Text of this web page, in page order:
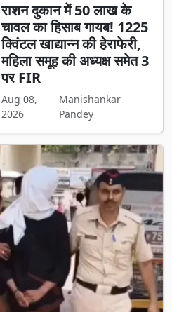
राशन दुकान में 50 लाख के
चावल का हिसाब गायब! 1225
क्विंटल खाद्यान्न की हेराफेरी,
महिला समूह की अध्यक्ष समेत 3
पर FIR
Aug 08,
2026
Manishankar
Pandey